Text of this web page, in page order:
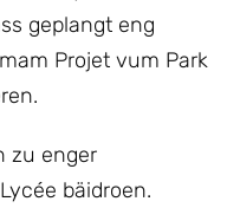
geplangt eng
Projet vum Park
zu enger
bäidroen.